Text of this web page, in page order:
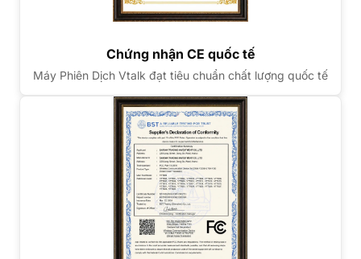
Chứng nhận CE quốc tế
Máy Phiên Dịch Vtalk đạt tiêu chuẩn chất lượng quốc tế